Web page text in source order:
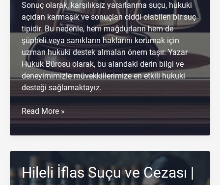
Sonuç olarak, karşılıksız yararlanma suçu, hukuki
açıdan karmaşık ve sonuçları ciddi olabilen bir suç
tipidir. Bu nedenle, hem mağdurların hem de
şüpheli veya sanıkların haklarını korumak için
uzman hukuki destek almaları önem taşır. Yazar
Hukuk Bürosu olarak, bu alandaki derin bilgi ve
deneyimimizle müvekkillerimize en etkili hukuki
desteği sağlamaktayız.
Karşılıksız
Yararlanma
Suçu
Cezası
|
TCK
Read More »
Hileli İflas Suçu ve Cezası |